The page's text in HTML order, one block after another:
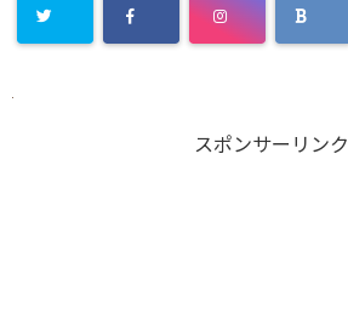
スポンサーリンク